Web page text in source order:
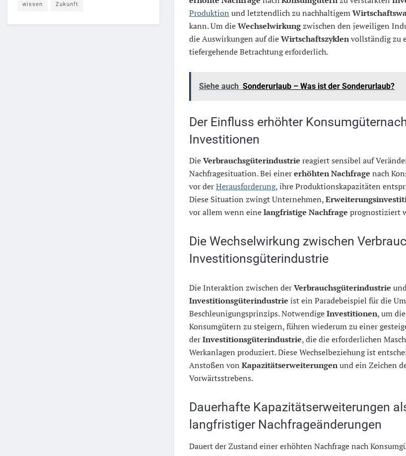
Produktion und letztendlich zu nachhaltigem
kann. Um dieWechselwirkungzwischen den jeweiligen
die Auswirkungen auf dieWirtschaftszyklenvollständig zu
tiefergehende Betrachtung erforderlich.
Siehe auch Sonderurlaub – Was ist der Sonderurlaub?
Der Einfluss erhöhter
Investitionen
DieVerbrauchsgüterindustrie reagiert sensibel auf
Nachfragesituation. Bei einererhöhten Nachfrage nach
vor derHerausforderung, ihre Produktionskapazitäten
Diese Situation zwingt Unternehmen,
vor allem wenn einelangfristige Nachfrage prognostiziert
Die Wechselwirkung zwischen
Investitionsgüterindustrie
Die Interaktion zwischen derVerbrauchsgüterindustrie
Investitionsgüterindustrie ist ein Paradebeispiel für die
Beschleunigungsprinzips. NotwendigeInvestitionen, um
Konsumgütern zu steigern, führen wiederum zu einer
derInvestitionsgüterindustrie, die die erforderlichen
Werkanlagen produziert. Diese Wechselbeziehung ist
Anstoßen von Kapazitätserweiterungenund ein Zeichen
Vorwärtsstrebens.
Dauerhafte Kapazitätserweiterungen
langfristiger Nachfrageänderungen
Dauert der Zustand einer erhöhten Nachfrage nach
wissen Zukunft